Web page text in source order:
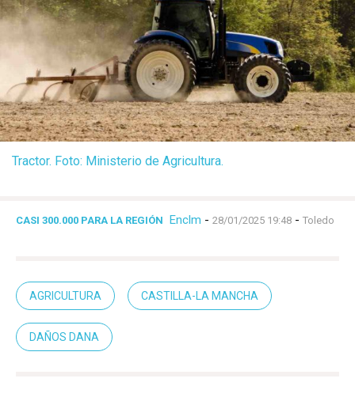
Tractor. Foto: Ministerio de Agricultura.
CASI 300.000 PARA LA REGIÓN Enclm - 28/01/2025 19:48 - Toledo
AGRICULTURA CASTILLA-LA MANCHA
DAÑOS DANA